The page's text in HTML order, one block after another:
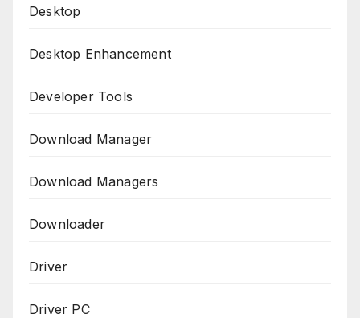
Desktop
Desktop Enhancement
Developer Tools
Download Manager
Download Managers
Downloader
Driver
Driver PC